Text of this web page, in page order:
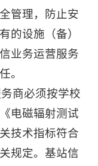
管理，防止安
的设施（备）
业务运营服务
。
商必须按学校
电磁辐射测试
技术指标符合
规定。基站信